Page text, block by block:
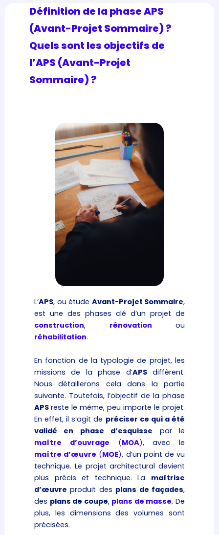
Définition de la phase APS
(Avant-Projet Sommaire) ?
Quels sont les objectifs de
l’APS (Avant-Projet
Sommaire) ?
L’APS, ou étude Avant-Projet Sommaire,
est une des phases clé d’un projet de
construction, rénovation
ou
réhabilitation.
En fonction de la typologie de projet, les
missions de la phase d’APSdiffèrent.
Nous détaillerons cela dans la partie
suivante. Toutefois, l’objectif de la phase
APS reste le même, peu importe le projet.
En effet, il s’agit de préciser ce qui a été
validé en phase d’esquisse par le
maître d’ouvrage (MOA), avec le
maître d’œuvre (MOE), d’un point de vu
technique. Le projet architectural devient
plus précis et technique. La maîtrise
d’œuvre produit des plans de façades,
des plans de coupe, plans de masse. De
plus, les dimensions des volumes sont
précisées.